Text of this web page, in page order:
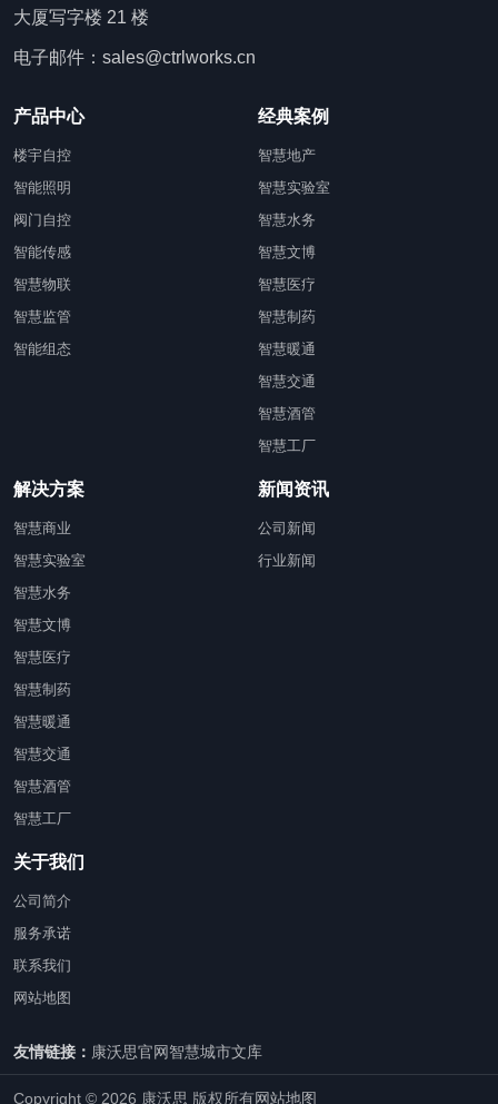
大厦写字楼 21 楼
电子邮件：sales@ctrlworks.cn
产品中心
楼宇自控
智能照明
阀门自控
智能传感
智慧物联
智慧监管
智能组态
经典案例
智慧地产
智慧实验室
智慧水务
智慧文博
智慧医疗
智慧制药
智慧暖通
智慧交通
智慧酒管
智慧工厂
解决方案
智慧商业
智慧实验室
智慧水务
智慧文博
智慧医疗
智慧制药
智慧暖通
智慧交通
智慧酒管
智慧工厂
新闻资讯
公司新闻
行业新闻
关于我们
公司简介
服务承诺
联系我们
网站地图
友情链接： 康沃思官网智慧城市文库
Copyright © 2026 康沃思 版权所有网站地图